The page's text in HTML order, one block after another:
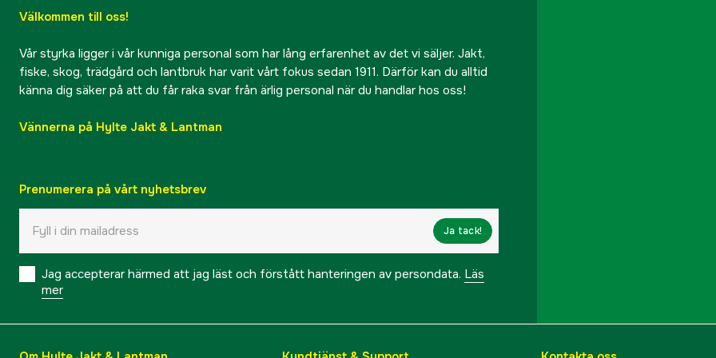
Välkommen till oss!
Vår styrka ligger i vår kunniga personal som har lång erfarenhet av det vi säljer. Jakt,
fiske, skog, trädgård och lantbruk har varit vårt fokus sedan 1911. Därför kan du alltid
känna dig säker på att du får raka svar från ärlig personal när du handlar hos oss!
Vännerna på Hylte Jakt & Lantman
Prenumerera på vårt nyhetsbrev
Ja tack!
Jag accepterar härmed att jag läst och förstått hanteringen av persondata. Läs
mer